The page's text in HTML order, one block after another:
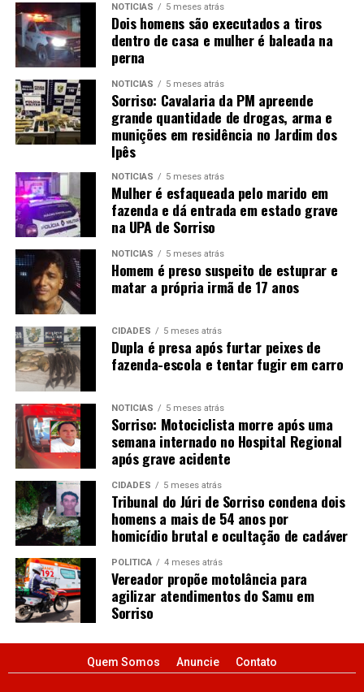
NOTÍCIAS 5 meses atrás
Dois homens são executados a tiros
dentro de casa e mulher é baleada na
perna
NOTÍCIAS 5 meses atrás
Sorriso: Cavalaria da PM apreende
grande quantidade de drogas, arma e
munições em residência no Jardim dos
Ipês
NOTÍCIAS 5 meses atrás
Mulher é esfaqueada pelo marido em
fazenda e dá entrada em estado grave
na UPA de Sorriso
NOTÍCIAS 5 meses atrás
Homem é preso suspeito de estuprar e
matar a própria irmã de 17 anos
CIDADES 5 meses atrás
Dupla é presa após furtar peixes de
fazenda-escola e tentar fugir em carro
NOTÍCIAS 5 meses atrás
Sorriso: Motociclista morre após uma
semana internado no Hospital Regional
após grave acidente
CIDADES 5 meses atrás
Tribunal do Júri de Sorriso condena dois
homens a mais de 54 anos por
homicídio brutal e ocultação de cadáver
POLÍTICA 4 meses atrás
Vereador propõe motolância para
agilizar atendimentos do Samu em
Sorriso
Quem Somos Anuncie Contato